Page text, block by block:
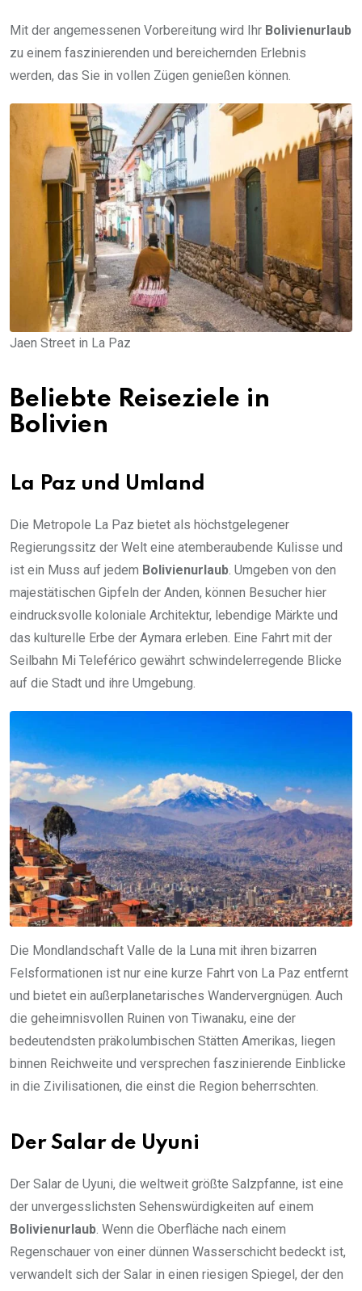
Mit der angemessenen Vorbereitung wird Ihr Bolivienurlaub
zu einem faszinierenden und bereichernden Erlebnis
werden, das Sie in vollen Zügen genießen können.
Jaen Street in La Paz
Beliebte Reiseziele in
Bolivien
La Paz und Umland
Die Metropole La Paz bietet als höchstgelegener
Regierungssitz der Welt eine atemberaubende Kulisse und
ist ein Muss auf jedem Bolivienurlaub . Umgeben von den
majestätischen Gipfeln der Anden, können Besucher hier
eindrucksvolle koloniale Architektur, lebendige Märkte und
das kulturelle Erbe der Aymara erleben. Eine Fahrt mit der
Seilbahn Mi Teleférico gewährt schwindelerregende Blicke
auf die Stadt und ihre Umgebung.
Die Mondlandschaft Valle de la Luna mit ihren bizarren
Felsformationen ist nur eine kurze Fahrt von La Paz entfernt
und bietet ein außerplanetarisches Wandervergnügen. Auch
die geheimnisvollen Ruinen von Tiwanaku, eine der
bedeutendsten präkolumbischen Stätten Amerikas, liegen
binnen Reichweite und versprechen faszinierende Einblicke
in die Zivilisationen, die einst die Region beherrschten.
Der Salar de Uyuni
Der Salar de Uyuni, die weltweit größte Salzpfanne, ist eine
der unvergesslichsten Sehenswürdigkeiten auf einem
Bolivienurlaub. Wenn die Oberfläche nach einem
Regenschauer von einer dünnen Wasserschicht bedeckt ist,
verwandelt sich der Salar in einen riesigen Spiegel, der den